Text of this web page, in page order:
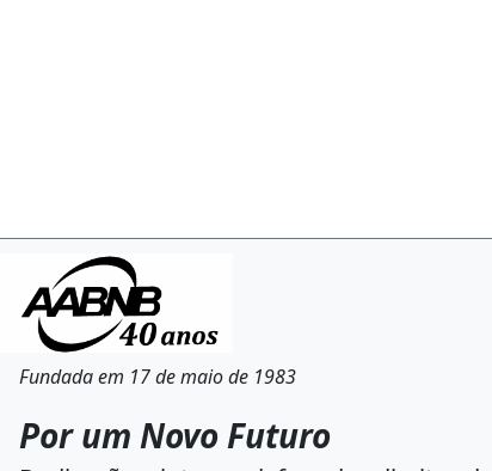
Fundada em 17 de maio de 1983
Por um Novo Futuro